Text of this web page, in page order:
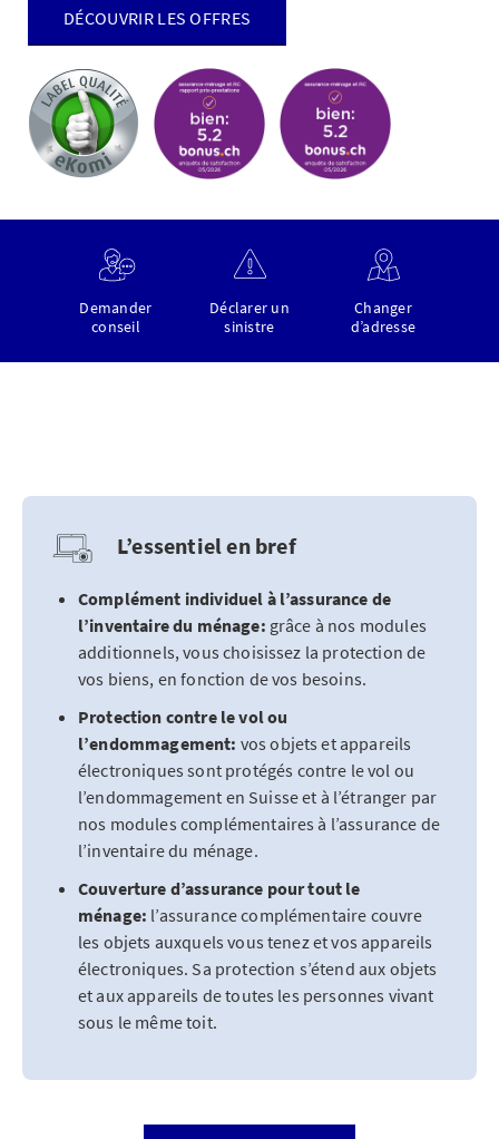
DÉCOUVRIR LES OFFRES
Demander
conseil
Déclarer un
sinistre
Changer
d’adresse
L’essentiel en bref
Complément individuel à l’assurance de
l’inventaire du ménage: grâce à nos modules
additionnels, vous choisissez la protection de
vos biens, en fonction de vos besoins.
Protection contre le vol ou
l’endommagement: vos objets et appareils
électroniques sont protégés contre le vol ou
l’endommagement en Suisse et à l’étranger par
nos modules complémentaires à l’assurance de
l’inventaire du ménage.
Couverture d’assurance pour tout le
ménage: l’assurance complémentaire couvre
les objets auxquels vous tenez et vos appareils
électroniques. Sa protection s’étend aux objets
et aux appareils de toutes les personnes vivant
sous le même toit.